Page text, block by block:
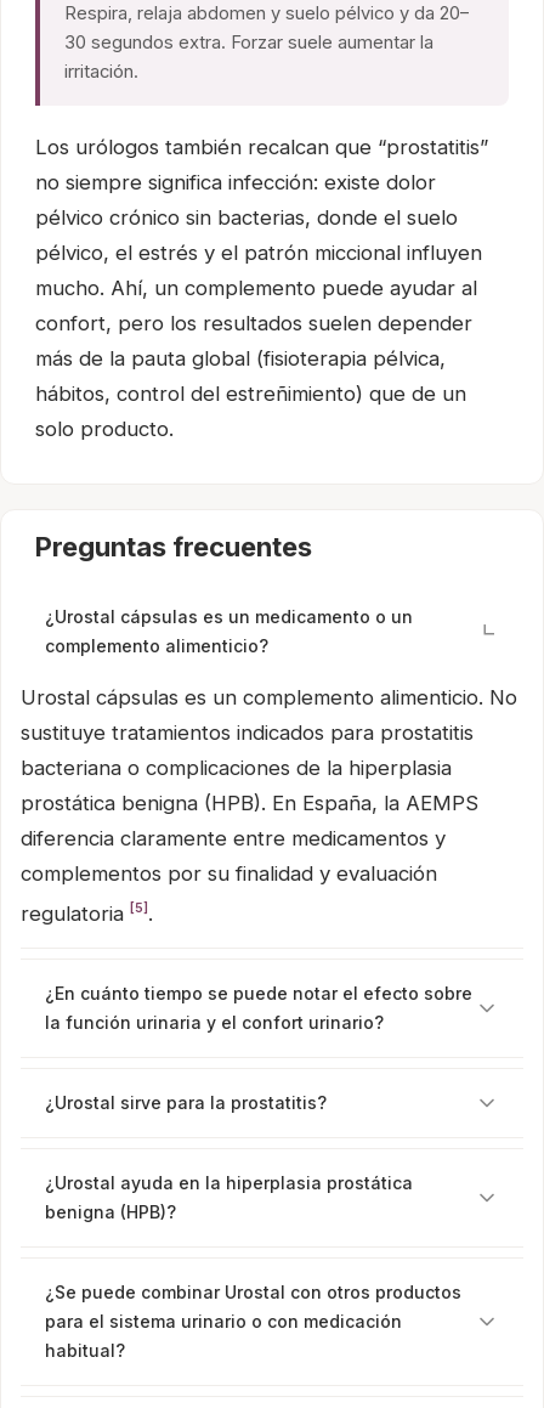
Respira, relaja abdomen y suelo pélvico y da 20–
30 segundos extra. Forzar suele aumentar la
irritación.
Los urólogos también recalcan que “prostatitis”
no siempre significa infección: existe dolor
pélvico crónico sin bacterias, donde el suelo
pélvico, el estrés y el patrón miccional influyen
mucho. Ahí, un complemento puede ayudar al
confort, pero los resultados suelen depender
más de la pauta global (fisioterapia pélvica,
hábitos, control del estreñimiento) que de un
solo producto.
Preguntas frecuentes
¿Urostal cápsulas es un medicamento o un
complemento alimenticio?
Urostal cápsulas es un complemento alimenticio. No
sustituye tratamientos indicados para prostatitis
bacteriana o complicaciones de la hiperplasia
prostática benigna (HPB). En España, la AEMPS
diferencia claramente entre medicamentos y
complementos por su finalidad y evaluación
regulatoria [5] .
¿En cuánto tiempo se puede notar el efecto sobre
la función urinaria y el confort urinario?
¿Urostal sirve para la prostatitis?
¿Urostal ayuda en la hiperplasia prostática
benigna (HPB)?
¿Se puede combinar Urostal con otros productos
para el sistema urinario o con medicación
habitual?